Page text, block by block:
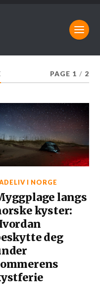
PAGE 1 / 2
I NORGE
langs
kyster:
deg